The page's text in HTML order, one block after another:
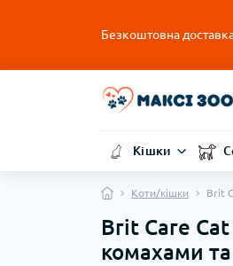
Безкоштовна
Кішки
Коти/кішки Brit
Brit Care
комахами